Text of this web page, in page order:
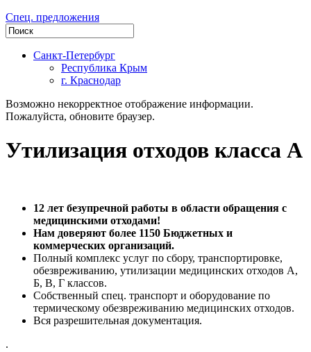
Спец. предложения
Санкт-Петербург
Республика Крым
г. Краснодар
Возможно некорректное отображение информации.
Пожалуйста, обновите браузер.
Утилизация отходов класса А
12 лет безупречной работы в области обращения с
медицинскими отходами!
Нам доверяют более 1150 Бюджетных и
коммерческих организаций.
Полный комплекс услуг по сбору, транспортировке,
обезвреживанию, утилизации медицинских отходов А,
Б, В, Г классов.
Собственный спец. транспорт и оборудование по
термическому обезвреживанию медицинских отходов.
Вся разрешительная документация.
.